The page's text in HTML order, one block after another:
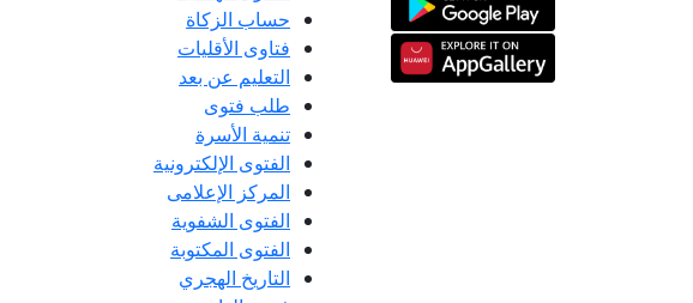
حساب الزكاة
فتاوى الأقليات
التعليم عن بعد
طلب فتوى
تنمية الأسرة
الفتوى الإلكترونية
المركز الإعلامى
الفتوى الشفوية
الفتوى المكتوبة
التاريخ الهجري